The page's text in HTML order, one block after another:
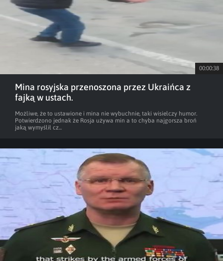
00:00:38
Mina rosyjska przenoszona przez Ukraińca z
fajką w ustach.
Możliwe, że to ustawione i mina nie wybuchnie, taki wisielczy humor.
Potwierdzono jednak że Rosja używa min a to chyba najgorsza broń
jaką wymyślił cz...